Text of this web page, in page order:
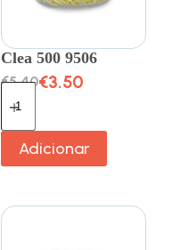
Clea 500 9506
€5.40€3.50
Adicionar